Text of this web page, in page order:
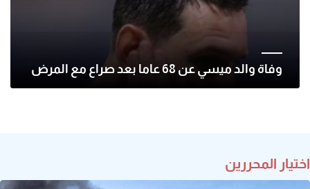
وفاة والد ميسي عن 68 عاما بعد صراع مع المرض
اختيار المحررين